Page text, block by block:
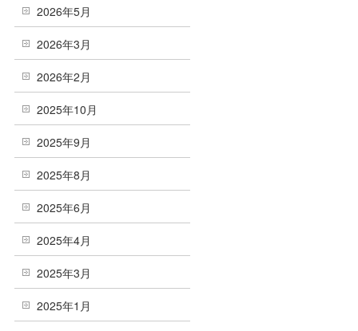
2026年5月
2026年3月
2026年2月
2025年10月
2025年9月
2025年8月
2025年6月
2025年4月
2025年3月
2025年1月